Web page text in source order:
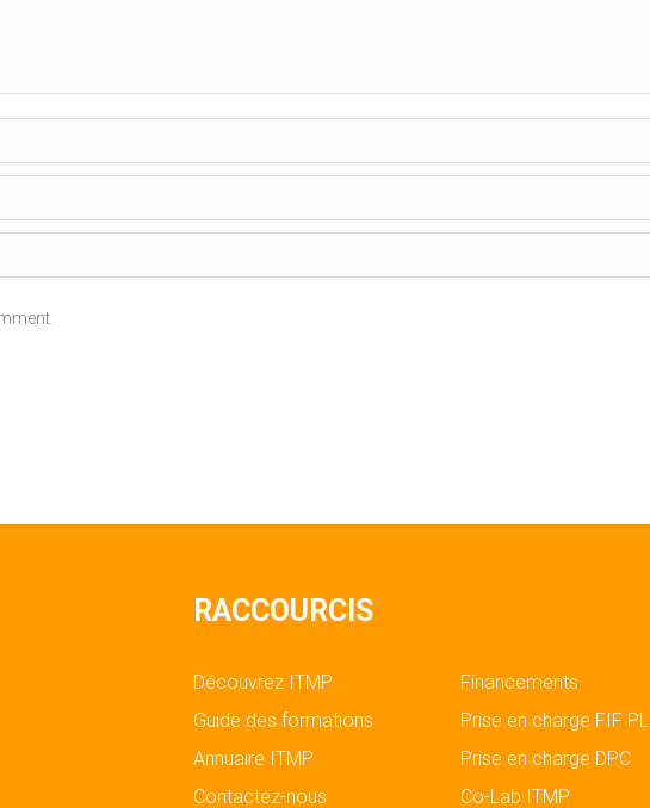
RACCOURCIS
Découvrez ITMP
Guide des formations
Annuaire ITMP
Contactez-nous
Financements
Prise en charge FIF PL
Prise en charge DPC
Co-Lab ITMP